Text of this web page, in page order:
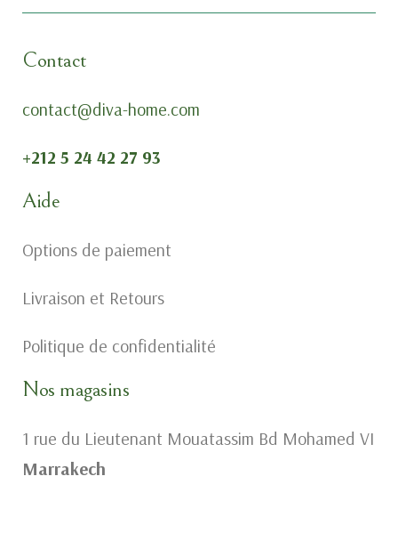
Contact
contact@diva-home.com
+212 5 24 42 27 93
Aide
Options de paiement
Livraison et Retours
Politique de confidentialité
Nos magasins
1 rue du Lieutenant Mouatassim Bd Mohamed VI
Marrakech